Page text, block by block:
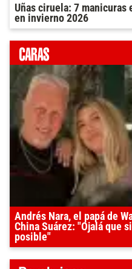
Uñas ciruela: 7
en invierno 2026
Andrés Nara, el papá de
China Suárez: "Ojalá que
posible"